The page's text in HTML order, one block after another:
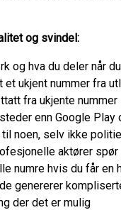
og svindel:
og hva du deler når
ukjent nummer fra
fra ukjente nummer
enn Google Play
noen, selv ikke
aktører
numre hvis du får
genererer
der det er mulig